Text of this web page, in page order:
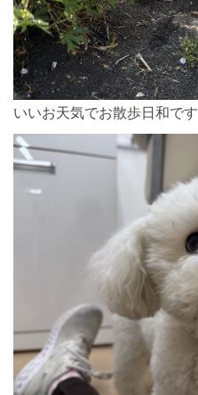
いいお天気でお散歩日和です